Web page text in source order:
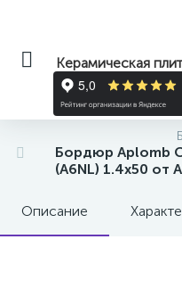
Керамическая
Бордюр Aplomb
(A6NL) 1.4x50 от
Описание